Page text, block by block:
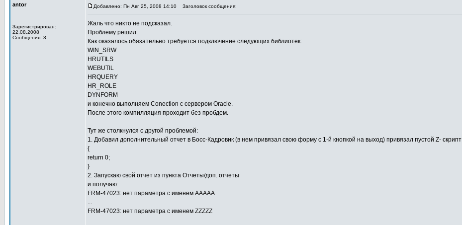
antor
Зарегистрирован:
22.08.2008
Сообщения: 3
Добавлено: Пн Авг 25, 2008 14:10 Заголовок сообщения:
Жаль что никто не подсказал.
Проблему решил.
Как оказалось обязательно требуется подключение следующих библиотек:
WIN_SRW
HRUTILS
WEBUTIL
HRQUERY
HR_ROLE
DYNFORM
и конечно выполняем Conection с сервером Oracle.
После этого компилляция проходит без пробдем.
Тут же столкнулся с другой проблемой:
1. Добавил дополнительный отчет в Босс-Кадровик (в нем привязал свою форму с 1-й кнопкой на выход) привязал пустой Z- скрипт
{
return 0;
}
2. Запускаю свой отчет из пункта Отчеты/доп. отчеты
и получаю:
FRM-47023: нет параметра с именем AAAAA
...
FRM-47023: нет параметра с именем ZZZZZ